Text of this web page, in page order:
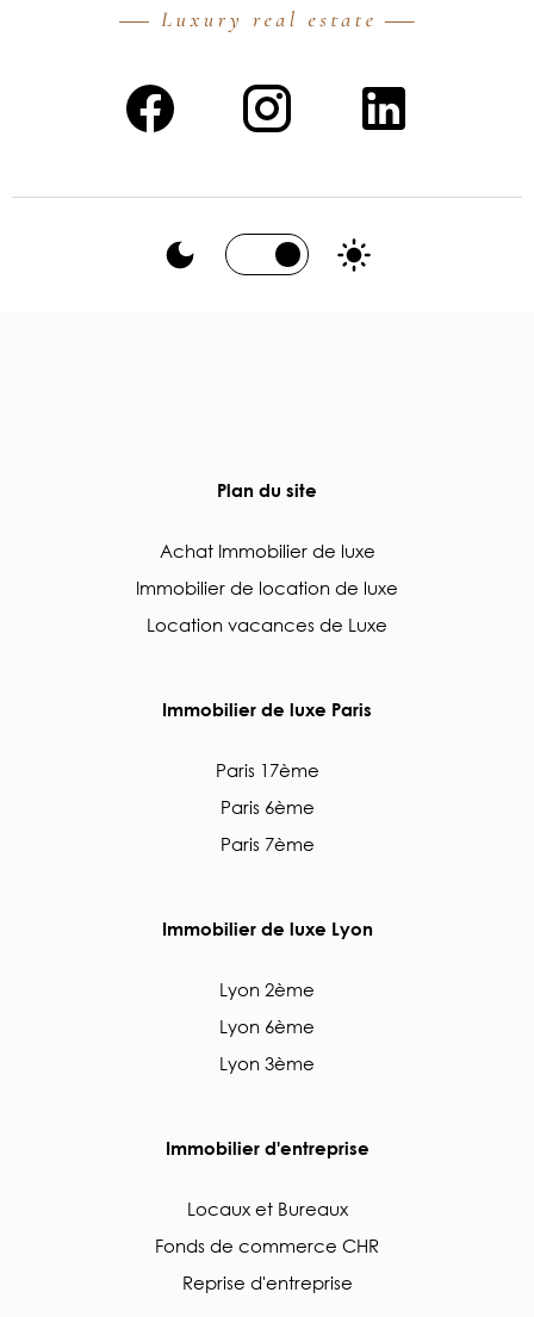
Plan du site
Achat Immobilier de luxe
Immobilier de location de luxe
Location vacances de Luxe
Immobilier de luxe Paris
Paris 17ème
Paris 6ème
Paris 7ème
Immobilier de luxe Lyon
Lyon 2ème
Lyon 6ème
Lyon 3ème
Immobilier d'entreprise
Locaux et Bureaux
Fonds de commerce CHR
Reprise d'entreprise